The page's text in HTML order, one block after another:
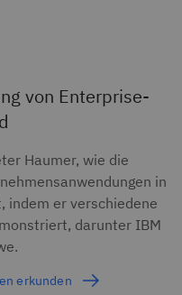
von Enterprise-
Haumer, wie die
in
indem er verschiedene
darunter IBM
erkunden